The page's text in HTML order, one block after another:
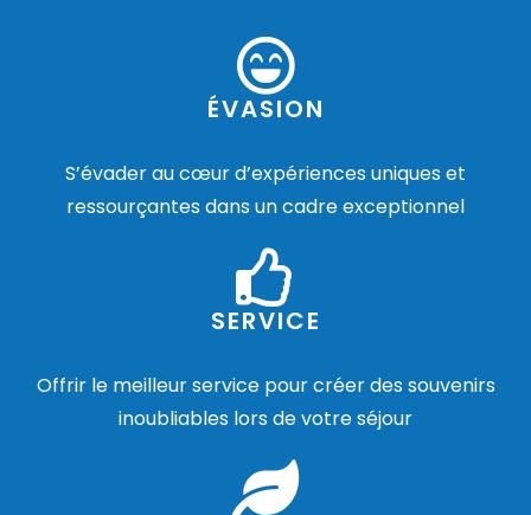
ÉVASION
S’évader au cœur d’expériences uniques et
ressourçantes dans un cadre exceptionnel
SERVICE
Offrir le meilleur service pour créer des souvenirs
inoubliables lors de votre séjour